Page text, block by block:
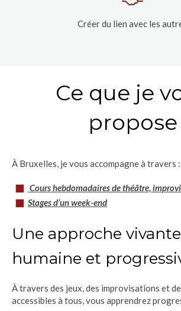
Créer du lien avec les
Ce que je
propose
À Bruxelles, je vous accompagne à travers :
Cours hebdomadaires de théâtre,
Stages d’un week-end
Une approche
humaine et
À travers des jeux, des improvisations et
accessibles à tous, vous apprendrez